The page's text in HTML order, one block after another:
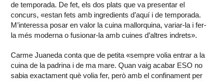
de temporada. De fet, els dos plats que va presentar el
concurs, «estan fets amb ingredients d’aquí i de temporada.
M’interessa posar en valor la cuina mallorquina, variar-la i fer-
la més moderna o fusionar-la amb cuines d’altres indrets».
Carme Juaneda conta que de petita «sempre volia entrar a la
cuina de la padrina i de ma mare. Quan vaig acabar ESO no
sabia exactament què volia fer, però amb el confinament per